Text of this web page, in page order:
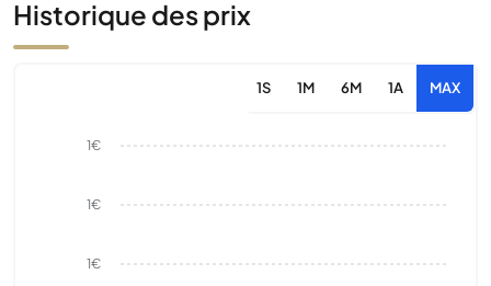
Historique des prix
1S 1M 6M 1A MAX
1€
1€
1€